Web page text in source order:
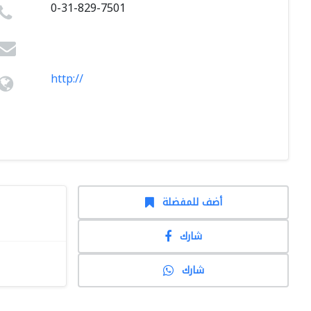
0-31-829-7501
http://
أضف للمفضلة
شارك
شارك